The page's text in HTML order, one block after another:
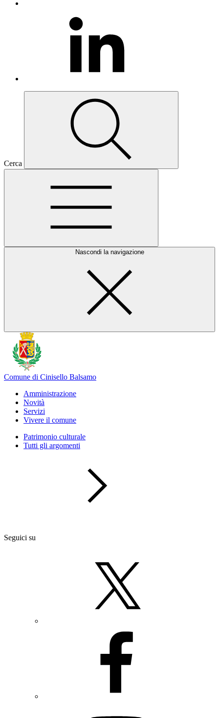
Cerca
Nascondi la navigazione
Comune di Cinisello Balsamo
Amministrazione
Novità
Servizi
Vivere il comune
Patrimonio culturale
Tutti gli argomenti
Seguici su